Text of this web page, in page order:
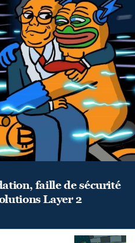
faille de sécurité
Layer 2